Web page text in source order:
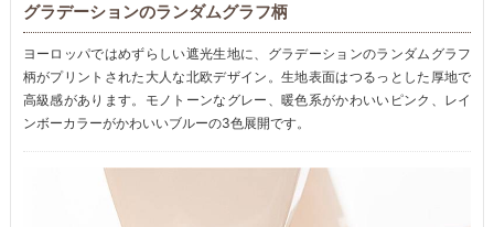
グラデーションのランダムグラフ柄
ヨーロッパではめずらしい遮光生地に、グラデーションのランダムグラフ
柄がプリントされた大人な北欧デザイン。生地表面はつるっとした厚地で
高級感があります。モノトーンなグレー、暖色系がかわいいピンク、レイ
ンボーカラーがかわいいブルーの3色展開です。